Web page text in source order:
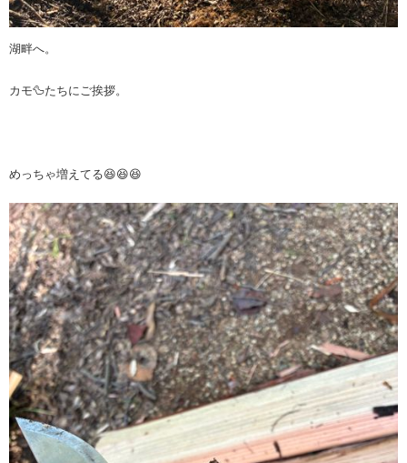
湖畔へ。
カモ🦆たちにご挨拶。
めっちゃ増えてる😆😆😆